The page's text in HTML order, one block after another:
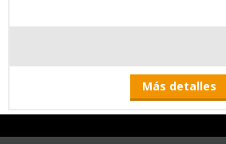
Más detalles